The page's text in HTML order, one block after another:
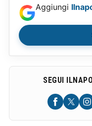
Aggiungi
SEGUI